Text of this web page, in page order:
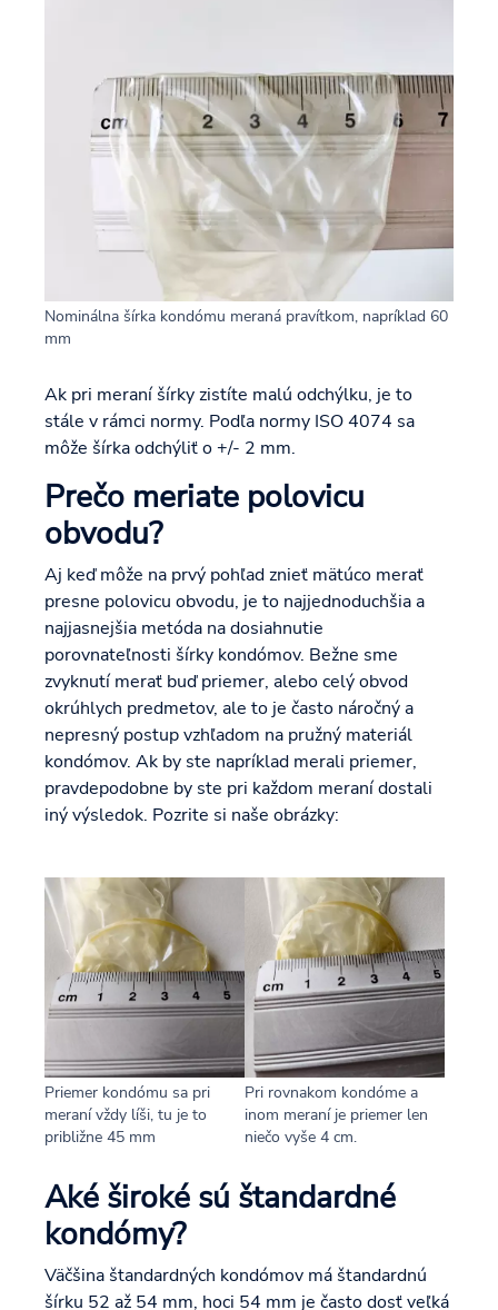
Nominálna šírka kondómu meraná pravítkom, napríklad 60
mm
Ak pri meraní šírky zistíte malú odchýlku, je to
stále v rámci normy. Podľa normy ISO 4074 sa
môže šírka odchýliť o +/- 2 mm.
Prečo meriate polovicu
obvodu?
Aj keď môže na prvý pohľad znieť mätúco merať
presne polovicu obvodu, je to najjednoduchšia a
najjasnejšia metóda na dosiahnutie
porovnateľnosti šírky kondómov. Bežne sme
zvyknutí merať buď priemer, alebo celý obvod
okrúhlych predmetov, ale to je často náročný a
nepresný postup vzhľadom na pružný materiál
kondómov. Ak by ste napríklad merali priemer,
pravdepodobne by ste pri každom meraní dostali
iný výsledok. Pozrite si naše obrázky:
Priemer kondómu sa pri
meraní vždy líši, tu je to
približne 45 mm
Pri rovnakom kondóme a
inom meraní je priemer len
niečo vyše 4 cm.
Aké široké sú štandardné
kondómy?
Väčšina štandardných kondómov má štandardnú
šírku 52 až 54 mm, hoci 54 mm je často dosť veľká